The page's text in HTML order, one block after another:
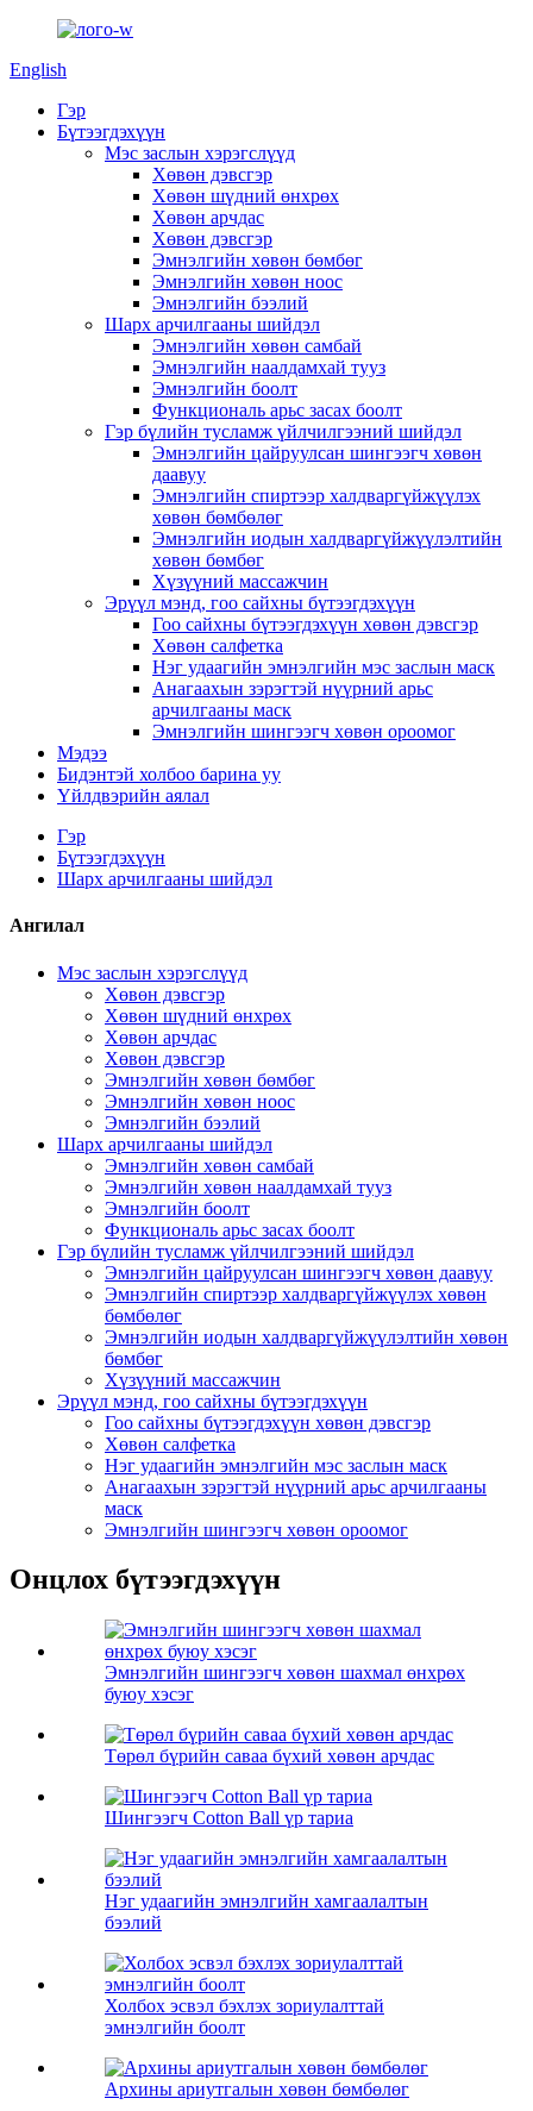
English
Гэр
Бүтээгдэхүүн
Мэс заслын хэрэгслүүд
Хөвөн дэвсгэр
Хөвөн шүдний өнхрөх
Хөвөн арчдас
Хөвөн дэвсгэр
Эмнэлгийн хөвөн бөмбөг
Эмнэлгийн хөвөн ноос
Эмнэлгийн бээлий
Шарх арчилгааны шийдэл
Эмнэлгийн хөвөн самбай
Эмнэлгийн наалдамхай тууз
Эмнэлгийн боолт
Функциональ арьс засах боолт
Гэр бүлийн тусламж үйлчилгээний шийдэл
Эмнэлгийн цайруулсан шингээгч хөвөн
даавуу
Эмнэлгийн спиртээр халдваргүйжүүлэх
хөвөн бөмбөлөг
Эмнэлгийн иодын халдваргүйжүүлэлтийн
хөвөн бөмбөг
Хүзүүний массажчин
Эрүүл мэнд, гоо сайхны бүтээгдэхүүн
Гоо сайхны бүтээгдэхүүн хөвөн дэвсгэр
Хөвөн салфетка
Нэг удаагийн эмнэлгийн мэс заслын маск
Анагаахын зэрэгтэй нүүрний арьс
арчилгааны маск
Эмнэлгийн шингээгч хөвөн ороомог
Мэдээ
Бидэнтэй холбоо барина уу
Үйлдвэрийн аялал
Гэр
Бүтээгдэхүүн
Шарх арчилгааны шийдэл
Ангилал
Мэс заслын хэрэгслүүд
Хөвөн дэвсгэр
Хөвөн шүдний өнхрөх
Хөвөн арчдас
Хөвөн дэвсгэр
Эмнэлгийн хөвөн бөмбөг
Эмнэлгийн хөвөн ноос
Эмнэлгийн бээлий
Шарх арчилгааны шийдэл
Эмнэлгийн хөвөн самбай
Эмнэлгийн хөвөн наалдамхай тууз
Эмнэлгийн боолт
Функциональ арьс засах боолт
Гэр бүлийн тусламж үйлчилгээний шийдэл
Эмнэлгийн цайруулсан шингээгч хөвөн даавуу
Эмнэлгийн спиртээр халдваргүйжүүлэх хөвөн
бөмбөлөг
Эмнэлгийн иодын халдваргүйжүүлэлтийн хөвөн
бөмбөг
Хүзүүний массажчин
Эрүүл мэнд, гоо сайхны бүтээгдэхүүн
Гоо сайхны бүтээгдэхүүн хөвөн дэвсгэр
Хөвөн салфетка
Нэг удаагийн эмнэлгийн мэс заслын маск
Анагаахын зэрэгтэй нүүрний арьс арчилгааны
маск
Эмнэлгийн шингээгч хөвөн ороомог
Онцлох бүтээгдэхүүн
Эмнэлгийн шингээгч хөвөн шахмал өнхрөх
буюу хэсэг
Төрөл бүрийн саваа бүхий хөвөн арчдас
Шингээгч Cotton Ball үр тариа
Нэг удаагийн эмнэлгийн хамгаалалтын
бээлий
Холбох эсвэл бэхлэх зориулалттай
эмнэлгийн боолт
Архины ариутгалын хөвөн бөмбөлөг